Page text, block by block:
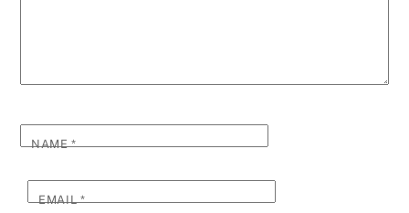
NAME*
EMAIL*